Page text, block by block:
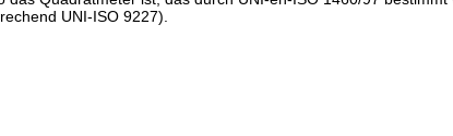
UNI-ISO 9227).